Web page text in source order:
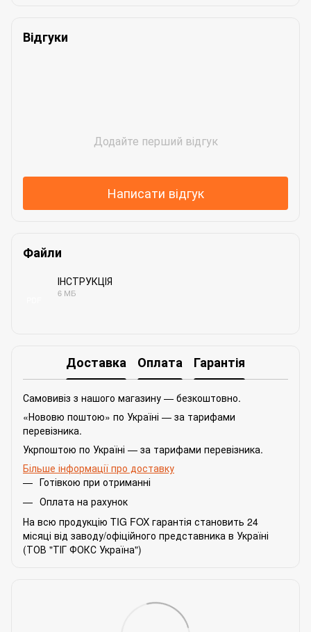
Відгуки
Додайте перший відгук
Написати відгук
Файли
ІНСТРУКЦІЯ
6 МБ
Доставка Оплата Гарантія
Самовивіз з нашого магазину — безкоштовно.
«Нововю поштою» по Україні — за тарифами
перевізника.
Укрпоштою по Україні — за тарифами перевізника.
Більше інформації про доставку
Готівкою при отриманні
Оплата на рахунок
На всю продукцію TIG FOX гарантія становить 24
місяці від заводу/офіційного представника в Україні
(ТОВ "ТІГ ФОКС Україна")